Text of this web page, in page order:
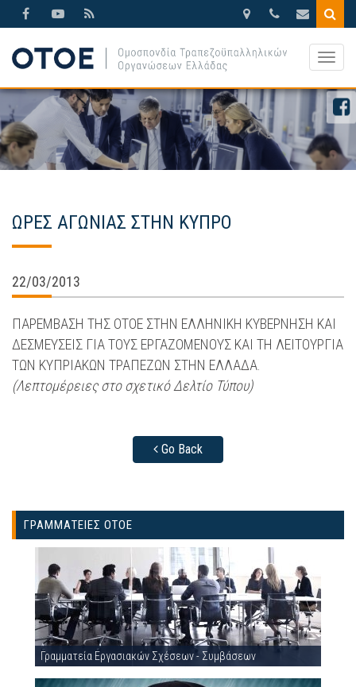
210.3388270
Βησσαρίωνος
ΩΡΕΣ ΑΓΩΝΙΑΣ ΣΤΗΝ ΚΥΠΡΟ
22/03/2013
ΠΑΡΕΜΒΑΣΗ ΤΗΣ ΟΤΟΕ ΣΤΗΝ ΕΛΛΗΝΙΚΗ ΚΥΒΕΡΝΗΣΗ ΚΑΙ
ΔΕΣΜΕΥΣΕΙΣ ΓΙΑ ΤΟΥΣ ΕΡΓΑΖΟΜΕΝΟΥΣ ΚΑΙ ΤΗ ΛΕΙΤΟΥΡΓΙΑ
ΤΩΝ ΚΥΠΡΙΑΚΩΝ ΤΡΑΠΕΖΩΝ ΣΤΗΝ ΕΛΛΑΔΑ.
(Λεπτομέρειες στο σχετικό Δελτίο Τύπου)
Go Back
ΓΡΑΜΜΑΤΕΙΕΣ ΟΤΟΕ
Γραμματεία Εργασιακών Σχέσεων - Συμβάσεων